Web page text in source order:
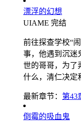
漂浮的幻想
UIAME 完结
前往探查学校“
事，他遇到沉迷
世的哥哥，为了
什么，清仁决定
最新章节： 第43
倒霉的吸血鬼